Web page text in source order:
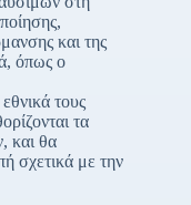
και της
όπως ο
τους
τα
και θα
σχετικά με την